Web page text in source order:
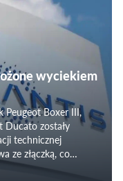
wyciekiem
Peugeot Boxer III,
Ducato zostały
technicznej
ze złączką, co